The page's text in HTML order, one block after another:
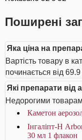
Поширені
Яка ціна на
Вартість товару в
починається від 69.9
Які препарати від
Недорогими
Каметон
Інгаліпт-Н
30 мл 1 флакон